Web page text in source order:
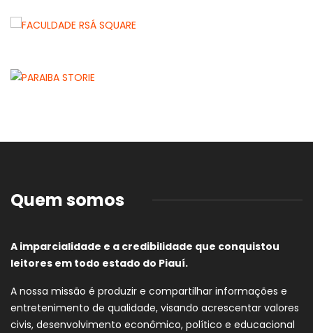
Quem somos
A imparcialidade e a credibilidade que conquistou
leitores em todo estado do Piauí.
A nossa missão é produzir e compartilhar informações e
entretenimento de qualidade, visando acrescentar valores
civis, desenvolvimento econômico, político e educacional